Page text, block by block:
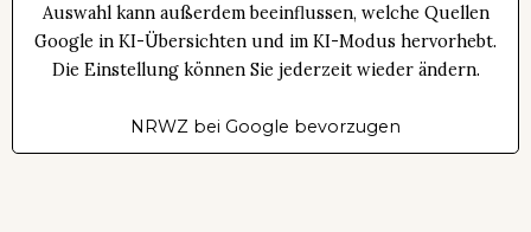
Auswahl kann außerdem beeinflussen, welche Quellen
Google in KI-Übersichten und im KI-Modus hervorhebt.
Die Einstellung können Sie jederzeit wieder ändern.
NRWZ bei Google bevorzugen